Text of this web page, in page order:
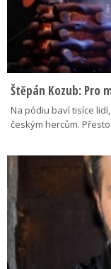
Štěpán Kozub: Pro
Na pódiu baví tisíce
českým hercům.